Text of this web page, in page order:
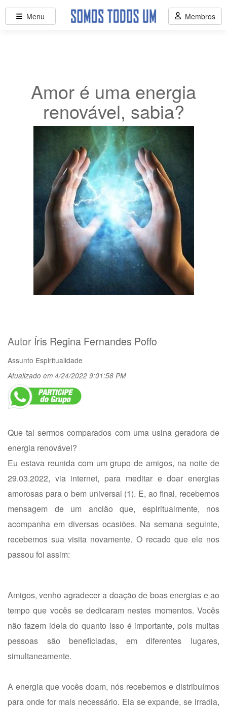
Amor é uma energia
renovável, sabia?
Autor Íris Regina Fernandes Poffo
Assunto Espiritualidade
Atualizado em 4/24/2022 9:01:58 PM
Que tal sermos comparados com uma usina geradora de
energia renovável?
Eu estava reunida com um grupo de amigos, na noite de
29.03.2022, via internet, para meditar e doar energias
amorosas para o bem universal (1). E, ao final, recebemos
mensagem de um ancião que, espiritualmente, nos
acompanha em diversas ocasiões. Na semana seguinte,
recebemos sua visita novamente. O recado que ele nos
passou foi assim:
Amigos, venho agradecer a doação de boas energias e ao
tempo que vocês se dedicaram nestes momentos. Vocês
não fazem ideia do quanto isso é importante, pois muitas
pessoas são beneficiadas, em diferentes lugares,
simultaneamente.
A energia que vocês doam, nós recebemos e distribuímos
para onde for mais necessário. Ela se expande, se irradia,
Menu Membros